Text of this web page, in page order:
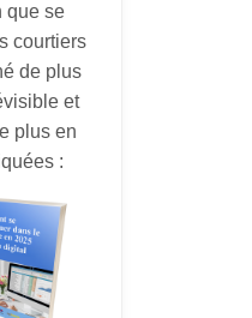
que se
courtiers
de plus
et
plus en
: